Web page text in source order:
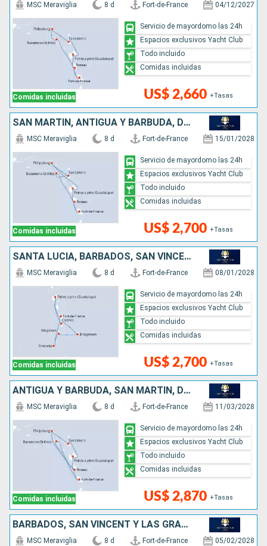
Comidas incluidas
MSC Meraviglia 8 d Fort-de-France 04/12/2027
US$ 2,660 +Tasas
Servicio de mayordomo las 24h
Espacios exclusivos Yacht Club
Todo incluido
Comidas incluidas
SAN MARTÍN, ANTIGUA Y BARBUDA, DOMINICA
Comidas incluidas
MSC Meraviglia 8 d Fort-de-France 15/01/2028
US$ 2,700 +Tasas
Servicio de mayordomo las 24h
Espacios exclusivos Yacht Club
Todo incluido
Comidas incluidas
SANTA LUCIA, BARBADOS, SAN VINCENT Y LAS GRANADINAS, GRENADA
Comidas incluidas
MSC Meraviglia 8 d Fort-de-France 08/01/2028
US$ 2,700 +Tasas
Servicio de mayordomo las 24h
Espacios exclusivos Yacht Club
Todo incluido
Comidas incluidas
ANTIGUA Y BARBUDA, SAN MARTÍN, DOMINICA
Comidas incluidas
MSC Meraviglia 8 d Fort-de-France 11/03/2028
US$ 2,870 +Tasas
Servicio de mayordomo las 24h
Espacios exclusivos Yacht Club
Todo incluido
Comidas incluidas
BARBADOS, SAN VINCENT Y LAS GRANADINAS, SANTA LUCIA, GRENADA
MSC Meraviglia 8 d Fort-de-France 05/02/2028